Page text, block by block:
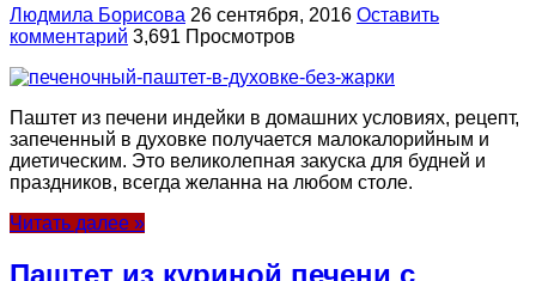
Людмила Борисова 26 сентября, 2016 Оставить
комментарий 3,691 Просмотров
Паштет из печени индейки в домашних условиях, рецепт,
запеченный в духовке получается малокалорийным и
диетическим. Это великолепная закуска для будней и
праздников, всегда желанна на любом столе.
Читать далее »